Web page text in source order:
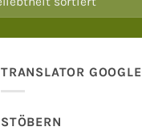
TRANSLATOR GOOGLE
STÖBERN